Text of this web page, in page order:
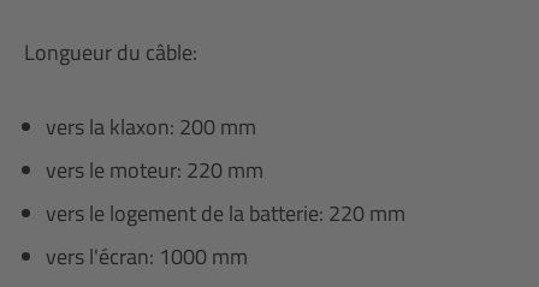
Longueur du câble:
vers la klaxon: 200 mm
vers le moteur: 220 mm
vers le logement de la batterie: 220 mm
vers l'écran: 1000 mm